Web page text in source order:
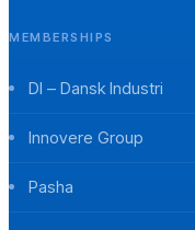
MEMBERSHIPS
DI – Dansk Industri
Innovere Group
Pasha